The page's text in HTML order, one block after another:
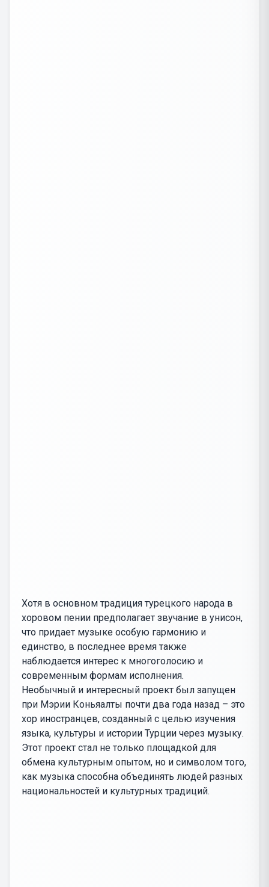
Хотя в основном традиция турецкого народа в
хоровом пении предполагает звучание в унисон,
что придает музыке особую гармонию и
единство, в последнее время также
наблюдается интерес к многоголосию и
современным формам исполнения.
Необычный и интересный проект был запущен
при Мэрии Коньяалты почти два года назад – это
хор иностранцев, созданный с целью изучения
языка, культуры и истории Турции через музыку.
Этот проект стал не только площадкой для
обмена культурным опытом, но и символом того,
как музыка способна объединять людей разных
национальностей и культурных традиций.